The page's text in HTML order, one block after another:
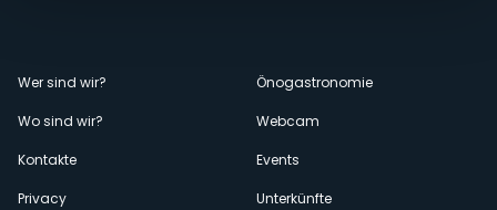
Menù
secondario
Wer sind wir?
Wo sind wir?
Kontakte
Privacy
Önogastronomie
Webcam
Events
Unterkünfte